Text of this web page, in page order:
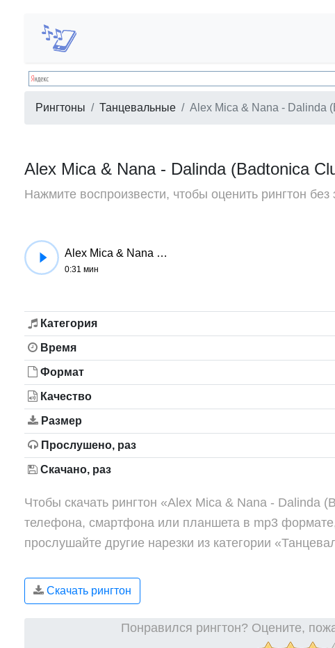
Рингтоны Танцевальные Alex Mica & Nana - Dalinda
Alex Mica & Nana - Dalinda (Badtonica
Нажмите воспроизвести, чтобы оценить рингтон без
Alex Mica & Nana - Dalinda (Badtonica Club Remix)
0:31 мин
Категория
Время
Формат
Качество
Размер
Прослушено, раз
Скачано, раз
Чтобы скачать рингтон «Alex Mica & Nana - Dalinda
телефона, смартфона или планшета в mp3
прослушайте другие нарезки из категории
Скачать рингтон
Понравился рингтон? Оцените,